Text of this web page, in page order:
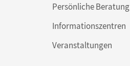
Persönliche Beratung
Informationszentren
Veranstaltungen